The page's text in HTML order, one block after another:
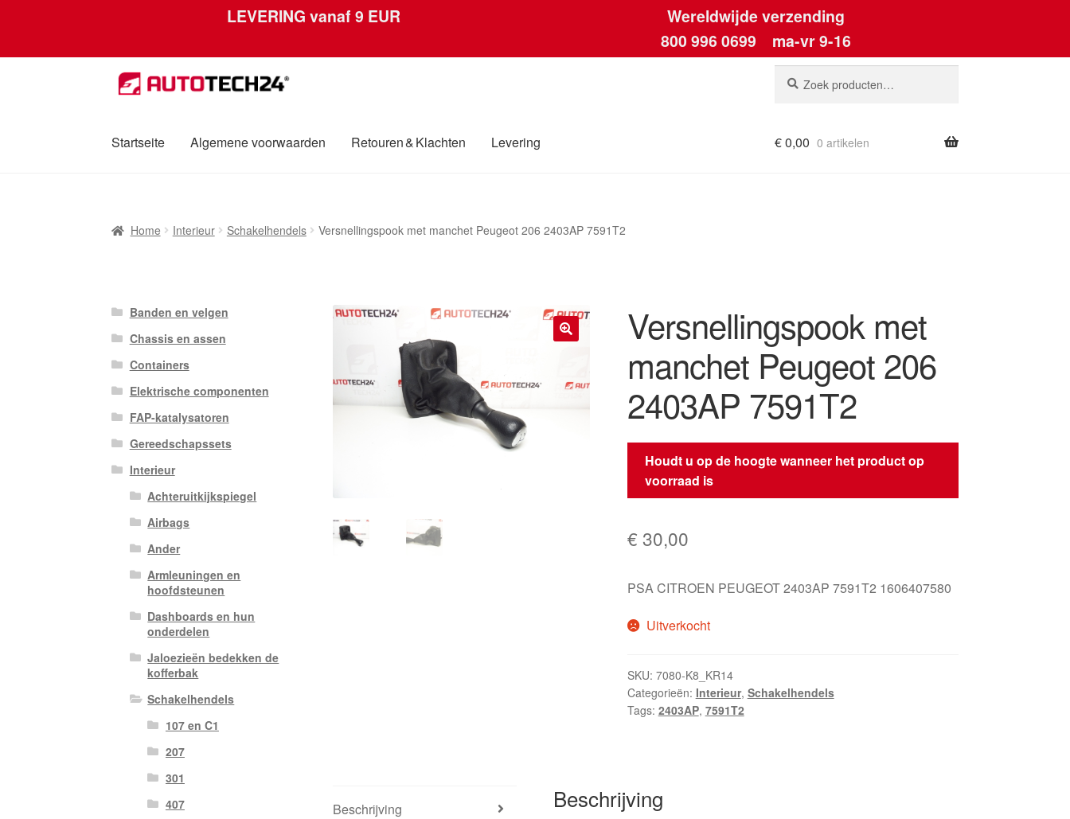
LEVERING vanaf 9 EUR
Wereldwijde verzending
800 996 0699 ma-vr 9-16
Ga
door
navigatie
Ga
naar
inhoud
naar:
Startseite Algemene voorwaarden Retouren & Klachten Levering
Over ons PrivacybeleidWereldwijde verzendingWinkelwagen
€0,00 0 artikelen
Home Interieur Schakelhendels Versnellingspook met manchet Peugeot 206 2403AP 7591T2
Versnellingspook met
manchet Peugeot 206
2403AP 7591T2
Houdt u op de hoogte wanneer het product op
voorraad is
€ 30,00
PSA CITROEN PEUGEOT 2403AP 7591T2 1606407580
Uitverkocht
SKU: 7080-K8_KR14
Categorieën: Interieur, Schakelhendels
Tags: 2403AP, 7591T2
Beschrijving Beschrijving
Banden en velgen
Chassis en assen
Containers
Elektrische componenten
FAP-katalysatoren
Gereedschapssets
Interieur
Achteruitkijkspiegel
Airbags
Ander
Armleuningen en
hoofdsteunen
Dashboards en hun
onderdelen
Jaloezieën bedekken de
kofferbak
Schakelhendels
107 en C1
207
301
407